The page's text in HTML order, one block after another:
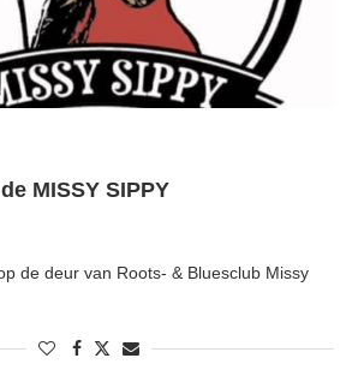
MISSY SIPPY
de deur van Roots- & Bluesclub Missy